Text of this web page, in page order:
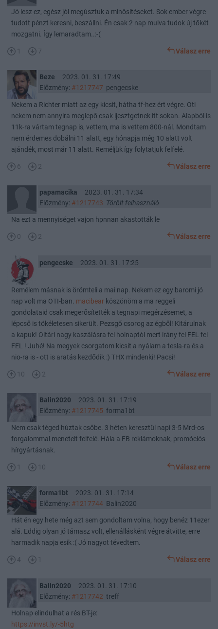
Jó lesz ez, egész jól megúsztuk a minősítéseket. Sok ember végre
tudott pénzt keresni, beszállni. Én csak 2 nap mulva tudok új tőkét
mozgatni. Így lemaradtam..:-(
1 7 Válasz erre
Beze
2023. 01. 31. 17:49
Előzmény: #1217747 pengecske
Nekem a Richter miatt az egy kicsit, hátha tf-hez ért végre. Oti
nekem nem annyira meglepő csak ijesztgetnek itt sokan. Alapból is
11k-ra vártam tegnap is, vettem, ma is vettem 800-nál. Mondtam
nem érdemes dobálni 11 alatt, egy hónapja még 10 alatt volt
ajándék, most már 11 alatt. Reméljük így folytatjuk felfelé.
6 2 Válasz erre
papamacika
2023. 01. 31. 17:34
Előzmény: #1217743 Törölt felhasználó
Na ezt a mennyiséget vajon hpnnan akastották le
0 2 Válasz erre
pengecske 2023. 01. 31. 17:25
Remélem másnak is örömteli a mai nap. Nekem ez egy baromi jó
nap volt ma OTI-ban. macibear köszönöm a ma reggeli
gondolataid csak megerősítették a tegnapi megérzésemet, a
lépcső is tökéletesen sikerült. Pezsgő csorog az égből! Kitárulnak
a kapuk! Oltári nagy kaszálásra fel holnaptól mert irány fel FEL fel
FEL ! Juhé! Na megyek csorgatom kicsit a nyálam a tesla-ra és a
nio-ra is - ott is aratás kezdődik :) THX mindenki! Pacsi!
10 2 Válasz erre
Balin2020
2023. 01. 31. 17:19
Előzmény: #1217745 forma1bt
Nem csak téged húztak csőbe. 3 héten keresztül napi 3-5 Mrd-os
forgalommal menetelt felfelé. Hála a FB reklámoknak, promóciós
hírgyártásnak.
1 10 Válasz erre
forma1bt
2023. 01. 31. 17:14
Előzmény: #1217744Balin2020
Hát én egy hete még azt sem gondoltam volna, hogy benéz 11ezer
alá. Eddig olyan jó támasz volt, ellenállásként végre átvitte, erre
harmadik napja esik :( Jó nagyot tévedtem.
4 1 Válasz erre
Balin2020
2023. 01. 31. 17:10
Előzmény: #1217742 treff
Holnap elindulhat a rés BT-je:
https://invst.ly/-5htg